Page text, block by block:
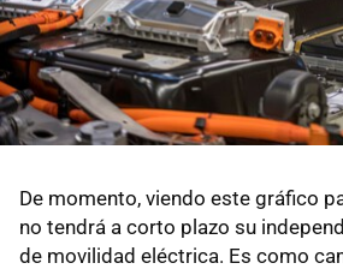
De momento, viendo este gráfico
no tendrá a corto plazo su
de movilidad eléctrica. Es como